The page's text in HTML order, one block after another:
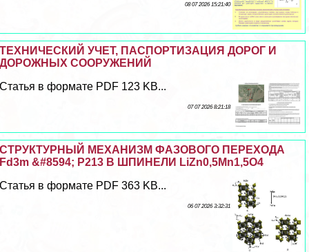
08 07 2026 15:21:40
ТЕХНИЧЕСКИЙ УЧЕТ, ПАСПОРТИЗАЦИЯ ДОРОГ И
ДОРОЖНЫХ СООРУЖЕНИЙ
Статья в формате PDF 123 KB...
07 07 2026 8:21:18
СТРУКТУРНЫЙ МЕХАНИЗМ ФАЗОВОГО ПЕРЕХОДА
Fd3m &#8594; P213 В ШПИНЕЛИ LiZn0,5Mn1,5O4
Статья в формате PDF 363 KB...
06 07 2026 3:32:31